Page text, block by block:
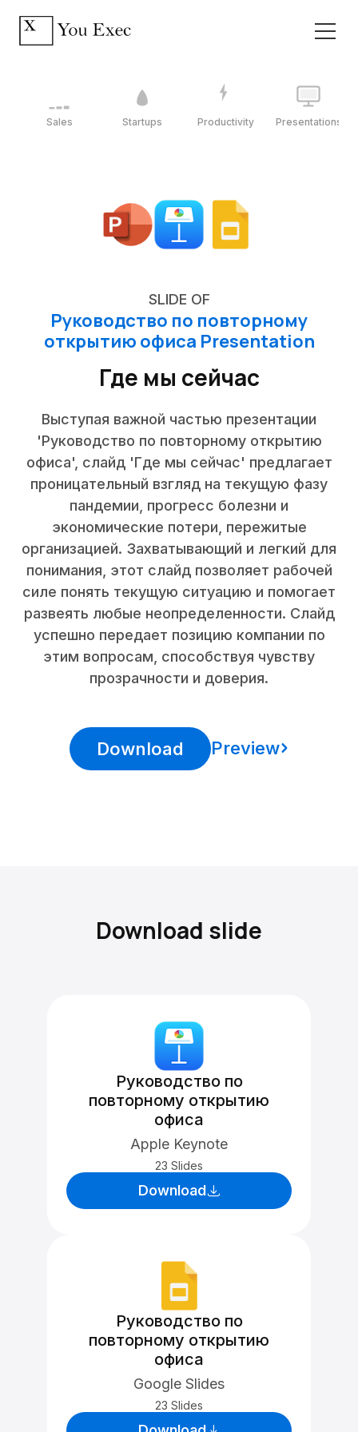
Sales Startups Productivity Presentations
SLIDE OF
Руководство по повторному
открытию офиса Presentation
Где мы сейчас
Выступая важной частью презентации
'Руководство по повторному открытию
офиса', слайд 'Где мы сейчас' предлагает
проницательный взгляд на текущую фазу
пандемии, прогресс болезни и
экономические потери, пережитые
организацией. Захватывающий и легкий для
понимания, этот слайд позволяет рабочей
силе понять текущую ситуацию и помогает
развеять любые неопределенности. Слайд
успешно передает позицию компании по
этим вопросам, способствуя чувству
прозрачности и доверия.
Download Preview
Download slide
Руководство по
повторному открытию
офиса
Apple Keynote
23 Slides
Download
Руководство по
повторному открытию
офиса
Google Slides
23 Slides